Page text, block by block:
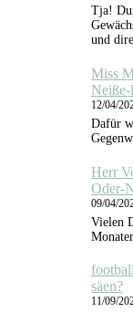
Tja!
und
Miss
Neiße-
12/04/
Dafür
Herr
Oder-
09/04/
Vielen
säen?
11/09/